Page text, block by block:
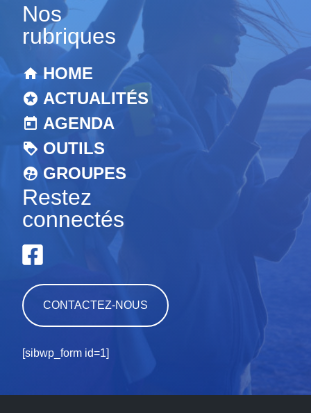
Nos
rubriques
HOME
ACTUALITÉS
AGENDA
OUTILS
GROUPES
Restez
connectés
CONTACTEZ-NOUS
[sibwp_form id=1]